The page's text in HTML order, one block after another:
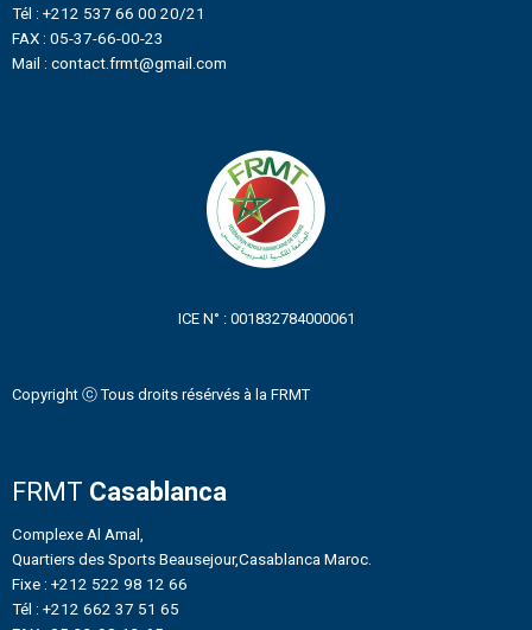
Tél : +212 537 66 00 20/21
FAX : 05-37-66-00-23
Mail : contact.frmt@gmail.com
ICE N° : 001832784000061
Copyright ⓒ Tous droits résérvés à la FRMT
FRMT Casablanca
Complexe Al Amal,
Quartiers des Sports Beausejour,Casablanca Maroc.
Fixe : +212 522 98 12 66
Tél : +212 662 37 51 65